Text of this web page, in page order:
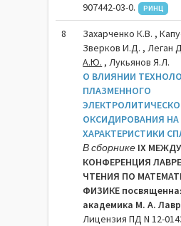
907442-03-0.
РИНЦ
8
Захарченко К.В. ,
Зверков И.Д. , Леган
А.Ю. , Лукьянов Я.Л.
О ВЛИЯНИИ
ПЛАЗМЕННОГО
ОКСИДИРОВАНИЯ
ХАРАКТЕРИСТИКИ
В сборнике IX
КОНФЕРЕНЦИЯ
ЧТЕНИЯ ПО
ФИЗИКЕ
академика М. А.
Лицензия ПД N 12-